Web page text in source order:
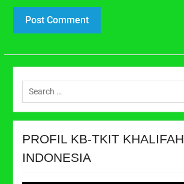
Search
for:
PROFIL KB-TKIT KHALIFAH
INDONESIA